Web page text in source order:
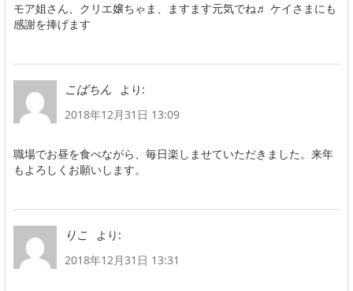
モア姐さん、クリエ嬢ちゃま、ますます元気でね♬ ケイさまにも
感謝を捧げます
こばちん
より:
2018年12月31日 13:09
職場でお昼を食べながら、毎日楽しませていただきました。来年
もよろしくお願いします。
りこ
より:
2018年12月31日 13:31